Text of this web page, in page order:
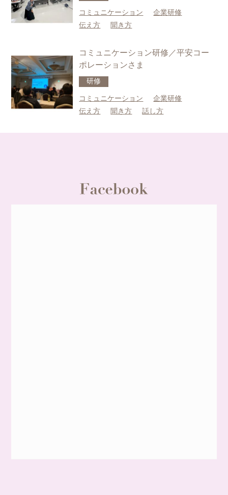
コミュニケーション
企業研修
伝え方
聞き方
コミュニケーション研修／平安コー
ポレーションさま
研修
コミュニケーション
企業研修
伝え方
聞き方 話し方